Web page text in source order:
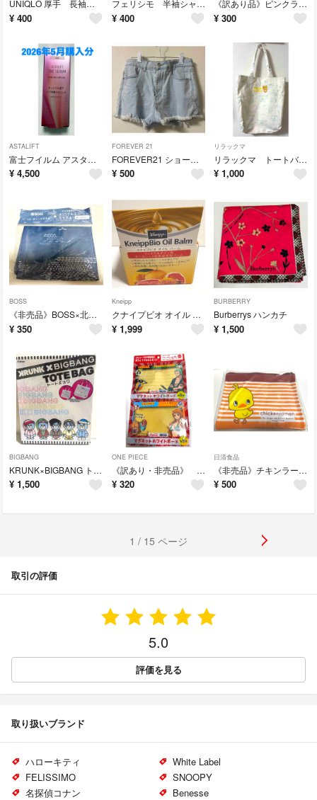
UNIQLO 厚手 長袖シャツ Sサイズ
¥ 400
フェリシモ 半袖シャツ Mサイズ
¥ 400
《訳あり品》ピンクラテ スカート Mサイズ
¥ 300
ASTALIFT
富士フイルム アスタリフト ザ セラム リンクルリペア 朝用 5g
¥ 4,500
FOREVER 21
FOREVER21 ショートパンツ
¥ 500
リラックマ
リラックマ トートバッグ しまむら
¥ 1,000
BOSS
《非売品》BOSS×北欧、暮らしの道具店 コラボ オリジナルエコバッグ
¥ 350
Kneipp
クナイプビオ オイル バーム 50g フェイス&ボディ用
¥ 1,999
BURBERRY
Burberrys ハンカチ
¥ 1,500
BIGBANG
KRUNK×BIGBANG トートバッグ
¥ 1,500
ONE PIECE
《訳あり・非売品》 コカ・コーラ ワンピース コラボ マグネットホワイトボード 2種
¥ 320
日清食品
《非売品》チキンラーメン ひよこちゃん オリジナルクリアポーチ
¥ 500
1 / 15 ページ
取引の評価
5.0
評価を見る
取り扱いブランド
ハローキティ
White Label
FELISSIMO
SNOOPY
名探偵コナン
Benesse